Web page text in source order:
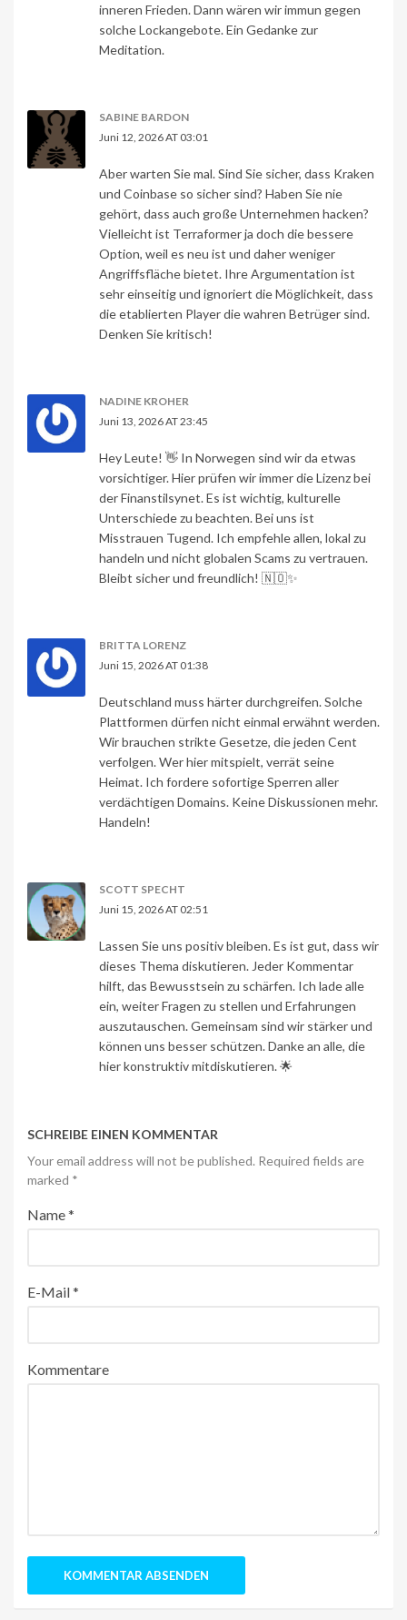
inneren Frieden. Dann wären wir immun gegen
solche Lockangebote. Ein Gedanke zur
Meditation.
SABINE BARDON
Juni 12, 2026 AT 03:01
Aber warten Sie mal. Sind Sie sicher, dass Kraken
und Coinbase so sicher sind? Haben Sie nie
gehört, dass auch große Unternehmen hacken?
Vielleicht ist Terraformer ja doch die bessere
Option, weil es neu ist und daher weniger
Angriffsfläche bietet. Ihre Argumentation ist
sehr einseitig und ignoriert die Möglichkeit, dass
die etablierten Player die wahren Betrüger sind.
Denken Sie kritisch!
NADINE KROHER
Juni 13, 2026 AT 23:45
Hey Leute! 👋 In Norwegen sind wir da etwas
vorsichtiger. Hier prüfen wir immer die Lizenz bei
der Finanstilsynet. Es ist wichtig, kulturelle
Unterschiede zu beachten. Bei uns ist
Misstrauen Tugend. Ich empfehle allen, lokal zu
handeln und nicht globalen Scams zu vertrauen.
Bleibt sicher und freundlich! 🇳🇴✨
BRITTA LORENZ
Juni 15, 2026 AT 01:38
Deutschland muss härter durchgreifen. Solche
Plattformen dürfen nicht einmal erwähnt werden.
Wir brauchen strikte Gesetze, die jeden Cent
verfolgen. Wer hier mitspielt, verrät seine
Heimat. Ich fordere sofortige Sperren aller
verdächtigen Domains. Keine Diskussionen mehr.
Handeln!
SCOTT SPECHT
Juni 15, 2026 AT 02:51
Lassen Sie uns positiv bleiben. Es ist gut, dass wir
dieses Thema diskutieren. Jeder Kommentar
hilft, das Bewusstsein zu schärfen. Ich lade alle
ein, weiter Fragen zu stellen und Erfahrungen
auszutauschen. Gemeinsam sind wir stärker und
können uns besser schützen. Danke an alle, die
hier konstruktiv mitdiskutieren. 🌟
SCHREIBE EINEN KOMMENTAR
Your email address will not be published. Required fields are
marked *
Name*
E-Mail*
Kommentare